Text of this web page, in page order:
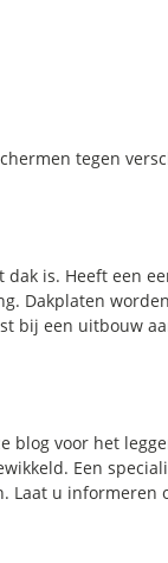
tegen
is. Heeft een
Dakplaten
bij een uitbouw
blog voor het
Een
Laat u informeren